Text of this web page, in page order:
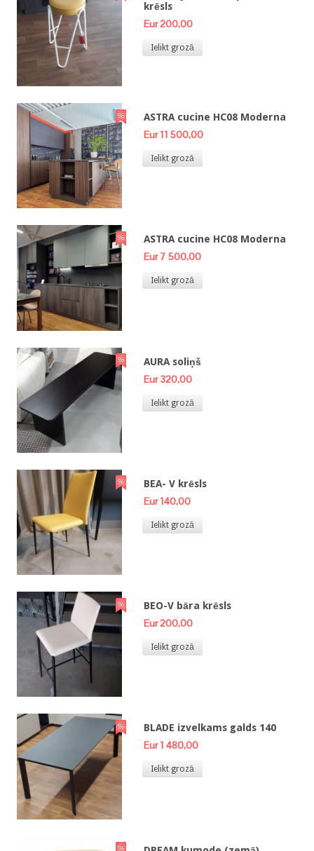
krēsls
Eur 200,00
Ielikt grozā
ASTRA cucine HC08 Moderna
Eur 11 500,00
Ielikt grozā
ASTRA cucine HC08 Moderna
Eur 7 500,00
Ielikt grozā
AURA soliņš
Eur 320,00
Ielikt grozā
BEA- V krēsls
Eur 140,00
Ielikt grozā
BEO-V bāra krēsls
Eur 200,00
Ielikt grozā
BLADE izvelkams galds 140
Eur 1 480,00
Ielikt grozā